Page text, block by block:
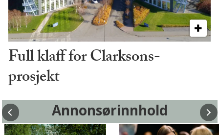
Full klaff for Clarksons-
prosjekt
Annonsørinnhold